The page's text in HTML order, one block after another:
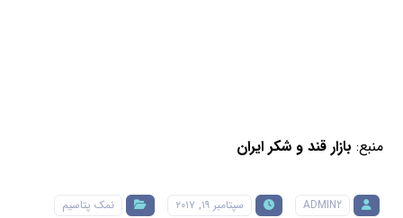
منبع: بازار قند و شکر ایران
ADMIN2 سپتامبر ۱۹, ۲۰۱۷
نمک پتاسیم